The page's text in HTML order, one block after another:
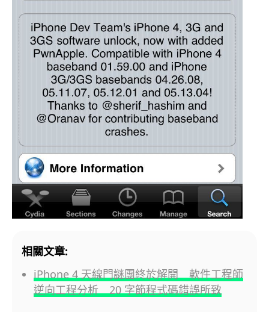
相關文章:
iPhone 4 天線門謎團終於解開 軟件工程師
逆向工程分析 20 字節程式碼錯誤所致